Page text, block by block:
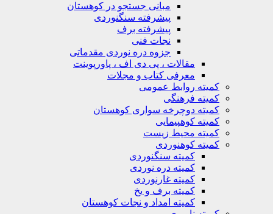
مبانی جستجو در کوهستان
پیشرفته سنگنوردی
پیشرفته برف
نجات فنی
جزوه دره نوردی مقدماتی
مقالات ، پی دی اف ، پاورپوینت
معرفی کتاب و مجلات
کمیته روابط عمومی
کمیته فرهنگی
کمیته دوچرخه سواری کوهستان
کمیته کوهپیمایی
کمیته محیط زیست
کمیته کوهنوردی
کمیته سنگنوردی
کمیته دره نوردی
کمیته غارنوردی
کمیته برف و یخ
کمیته امداد و نجات کوهستان